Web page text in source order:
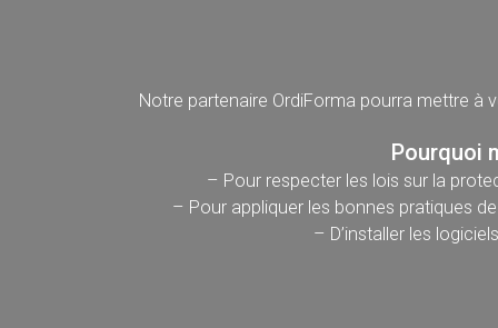
Notre partenaire OrdiForma pourra mettre à
Pourquoi
– Pour respecter les lois sur la
– Pour appliquer les bonnes pratiques
– D’installer les